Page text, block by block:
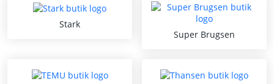
Stark
Super Brugsen